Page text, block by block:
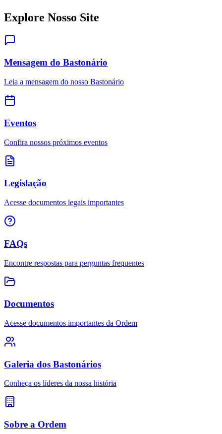
Explore Nosso Site
Mensagem do Bastonário
Leia a mensagem do nosso Bastonário
Eventos
Confira nossos próximos eventos
Legislação
Acesse documentos legais importantes
FAQs
Encontre respostas para perguntas frequentes
Documentos
Acesse documentos importantes da Ordem
Galeria dos Bastonários
Conheça os líderes da nossa história
Sobre a Ordem